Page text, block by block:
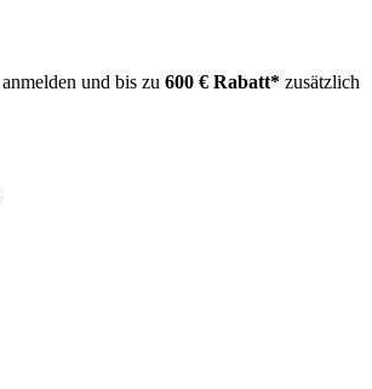
und bis zu 600 € Rabatt* zusätzlich